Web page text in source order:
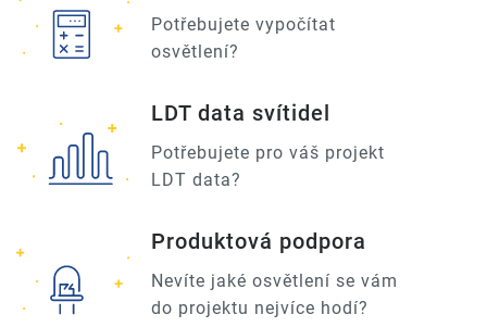
Potřebujete vypočítat
osvětlení?
LDT data svítidel
Potřebujete pro váš projekt
LDT data?
Produktová podpora
Nevíte jaké osvětlení se vám
do projektu nejvíce hodí?